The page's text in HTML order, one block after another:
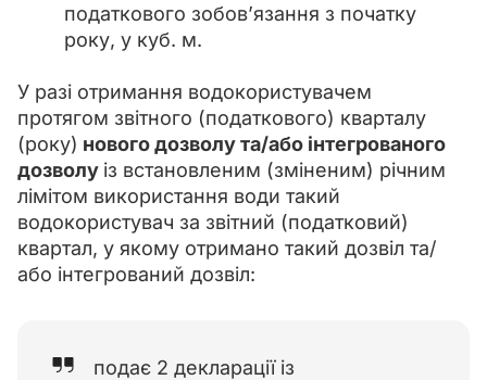
податкового зобов’язання з початку
року, у куб. м.
У разі отримання водокористувачем
протягом звітного (податкового) кварталу
(року) нового дозволу та/або інтегрованого
дозволу із встановленим (зміненим) річним
лімітом використання води такий
водокористувач за звітний (податковий)
квартал, у якому отримано такий дозвіл та/
або інтегрований дозвіл:
подає 2 декларації із